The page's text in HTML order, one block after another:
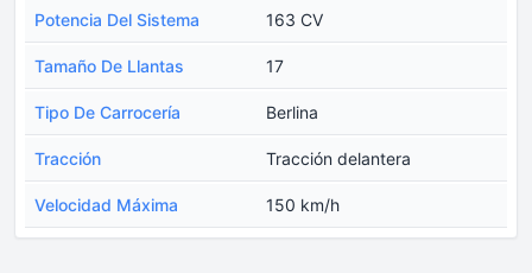
Potencia Del Sistema 163 CV
Tamaño De Llantas 17
Tipo De Carrocería Berlina
Tracción Tracción delantera
Velocidad Máxima 150 km/h